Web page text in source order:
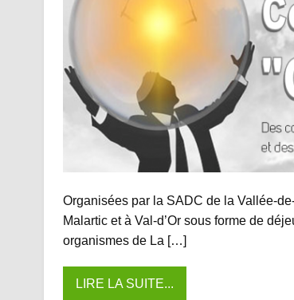
Organisées par la SADC de la Vallée-
Malartic et à Val-d’Or sous forme de
organismes de La […]
LIRE LA SUITE...